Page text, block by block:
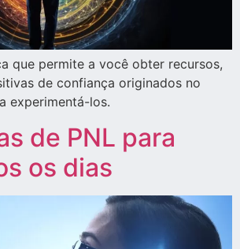
que permite a você obter recursos,
de confiança originados no
experimentá-los.
de PNL para
os dias